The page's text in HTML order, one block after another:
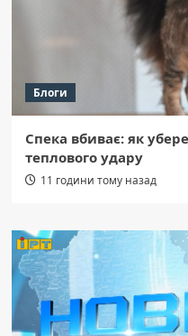
Блоги
Спека вбиває: як
теплового удару
11 години тому назад